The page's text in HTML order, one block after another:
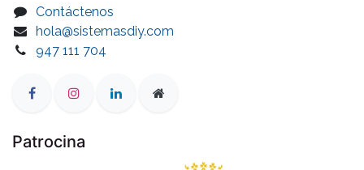
Contáctenos
hola@sistemasdiy.com
947 111 704
Patrocina